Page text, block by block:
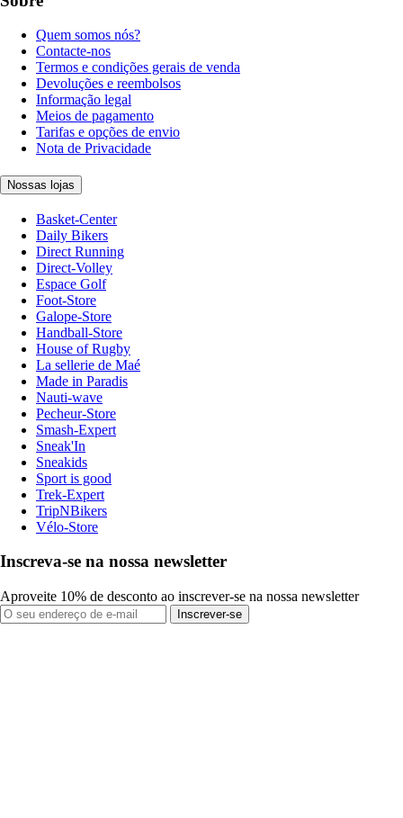
Quem somos nós?
Contacte-nos
Termos e condições gerais de venda
Devoluções e reembolsos
Informação legal
Meios de pagamento
Tarifas e opções de envio
Nota de Privacidade
Nossas lojas
Basket-Center
Daily Bikers
Direct Running
Direct-Volley
Espace Golf
Foot-Store
Galope-Store
Handball-Store
House of Rugby
La sellerie de Maé
Made in Paradis
Nauti-wave
Pecheur-Store
Smash-Expert
Sneak'In
Sneakids
Sport is good
Trek-Expert
TripNBikers
Vélo-Store
Inscreva-se na nossa newsletter
Aproveite 10% de desconto ao inscrever-se na nossa newsletter
Inscrever-se